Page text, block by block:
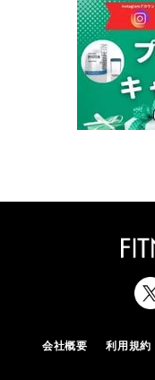
会社概要 利用規約